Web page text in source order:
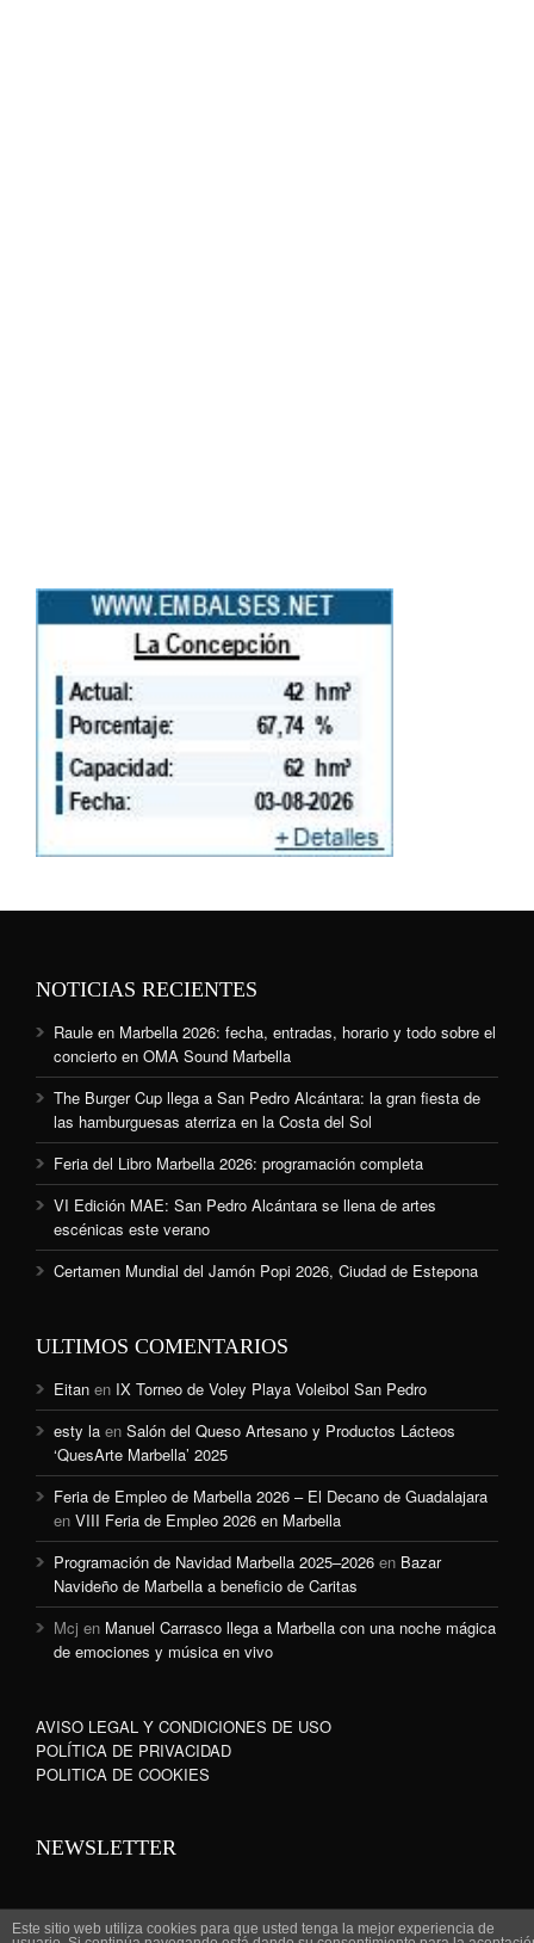
NOTICIAS RECIENTES
Raule en Marbella 2026: fecha, entradas, horario y todo sobre el
concierto en OMA Sound Marbella
The Burger Cup llega a San Pedro Alcántara: la gran fiesta de
las hamburguesas aterriza en la Costa del Sol
Feria del Libro Marbella 2026: programación completa
VI Edición MAE: San Pedro Alcántara se llena de artes
escénicas este verano
Certamen Mundial del Jamón Popi 2026, Ciudad de Estepona
ULTIMOS COMENTARIOS
Eitan en IX Torneo de Voley Playa Voleibol San Pedro
esty la en Salón del Queso Artesano y Productos Lácteos
‘QuesArte Marbella’ 2025
Feria de Empleo de Marbella 2026 – El Decano de Guadalajara
en VIII Feria de Empleo 2026 en Marbella
Programación de Navidad Marbella 2025–2026 en Bazar
Navideño de Marbella a beneficio de Caritas
Mcj en Manuel Carrasco llega a Marbella con una noche mágica
de emociones y música en vivo
AVISO LEGAL Y CONDICIONES DE USO
POLÍTICA DE PRIVACIDAD
POLITICA DE COOKIES
NEWSLETTER
Este sitio web utiliza cookies para que usted tenga la mejor experiencia de